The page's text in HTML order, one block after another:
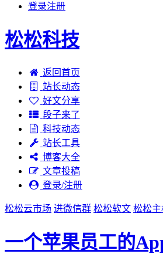
登录注册
松松科技
返回首页
站长动态
好文分享
段子来了
科技动态
站长工具
博客大全
文章投稿
登录/注册
松松云市场 进微信群 松松软文 松松主
一个苹果员工的